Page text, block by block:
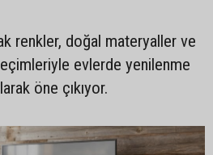
renkler, doğal materyaller ve
evlerde yenilenme
öne çıkıyor.